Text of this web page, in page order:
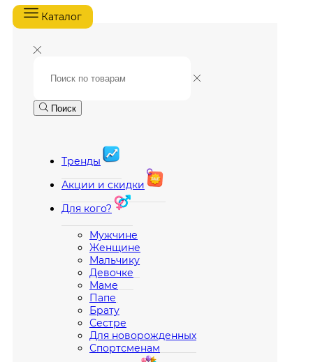
Каталог
Поиск
Тренды
Акции и скидки
Для кого?
Мужчине
Женщине
Мальчику
Девочке
Маме
Папе
Брату
Сестре
Для новорожденных
Спортсменам